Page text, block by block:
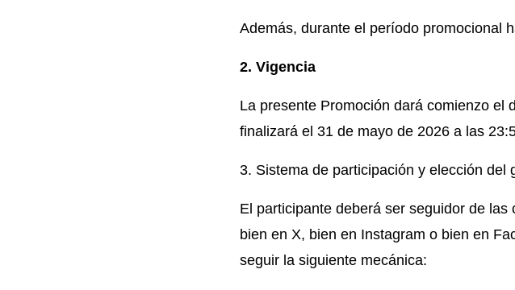
Además, durante el período promocional
2. Vigencia
La presente Promoción dará comienzo el
finalizará el 31 de mayo de 2026 a las
3. Sistema de participación y elección del
El participante deberá ser seguidor de
bien en X, bien en Instagram o bien en
seguir la siguiente mecánica: